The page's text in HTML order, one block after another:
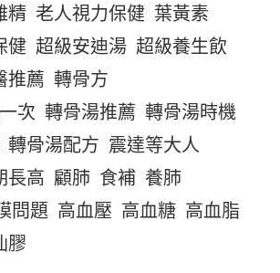
精 老人視力保健 葉黃素
健 超級安迪湯 超級養生飲
推薦 轉骨方
次 轉骨湯推薦 轉骨湯時機
轉骨湯配方 震達等大人
長高 顧肺 食補 養肺
問題 高血壓 高血糖 高血脂
膠